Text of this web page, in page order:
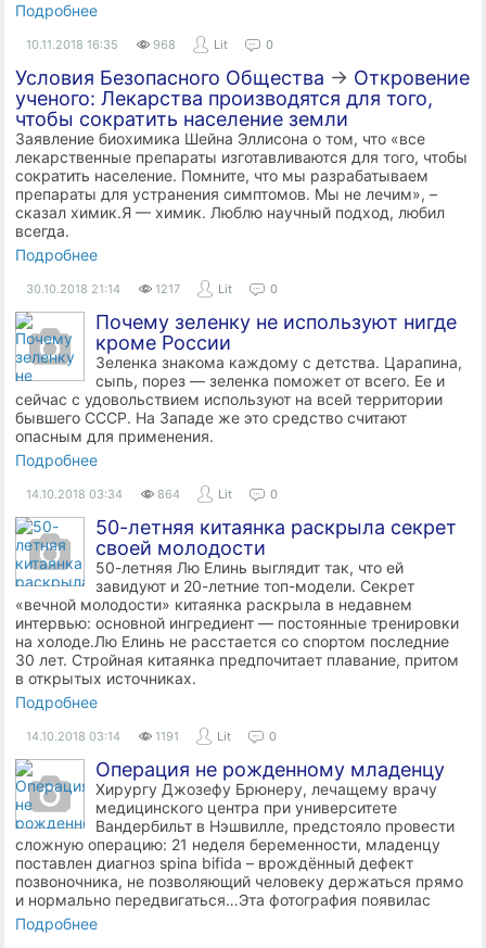
Подробнее
10.11.2018 16:35 968 Lit 0
Условия Безопасного Общества → Откровение
ученого: Лекарства производятся для того,
чтобы сократить население земли
Заявление биохимика Шейна Эллисона о том, что «все
лекарственные препараты изготавливаются для того, чтобы
сократить население. Помните, что мы разрабатываем
препараты для устранения симптомов. Мы не лечим», –
сказал химик.Я — химик. Люблю научный подход, любил
всегда.
Подробнее
30.10.2018 21:14 1217 Lit 0
Почему зеленку не используют нигде
кроме России
Зеленка знакома каждому с детства. Царапина,
сыпь, порез — зеленка поможет от всего. Ее и
сейчас с удовольствием используют на всей территории
бывшего СССР. На Западе же это средство считают
опасным для применения.
Подробнее
14.10.2018 03:34 864 Lit 0
50-летняя китаянка раскрыла секрет
своей молодости
50-летняя Лю Елинь выглядит так, что ей
завидуют и 20-летние топ-модели. Секрет
«вечной молодости» китаянка раскрыла в недавнем
интервью: основной ингредиент — постоянные тренировки
на холоде.Лю Елинь не расстается со спортом последние
30 лет. Стройная китаянка предпочитает плавание, притом
в открытых источниках.
Подробнее
14.10.2018 03:14 1191 Lit 0
Операция не рожденному младенцу
Хирургу Джозефу Брюнеру, лечащему врачу
медицинского центра при университете
Вандербильт в Нэшвилле, предстояло провести
сложную операцию: 21 неделя беременности, младенцу
поставлен диагноз spina bifida – врождённый дефект
позвоночника, не позволяющий человеку держаться прямо
и нормально передвигаться…Эта фотография появилас
Подробнее